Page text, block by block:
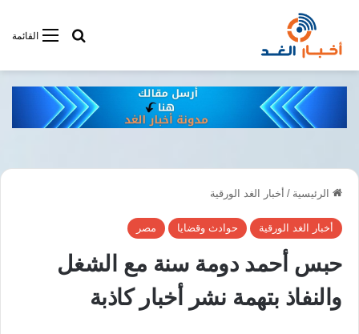
القائمةأبحت فى
الرئيسية / أخبار الغد الورقية
أخبار الغد الورقية حوادث وقضايا مصر
حبس أحمد دومة سنة مع الشغل
والنفاذ بتهمة نشر أخبار كاذبة